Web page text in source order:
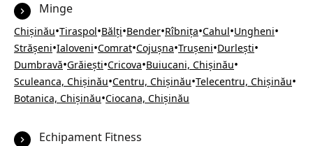
Minge
Chișinău•Tiraspol•Bălți•Bender•Rîbnița•Cahul•Ungheni•
Strășeni•Ialoveni•Comrat•Cojușna•Trușeni•Durlești•
Dumbravă•Grăiești•Cricova•Buiucani, Chișinău•
Sculeanca, Chișinău•Centru, Chișinău•Telecentru, Chișinău•
Botanica, Chișinău•Ciocana, Chișinău
Echipament Fitness